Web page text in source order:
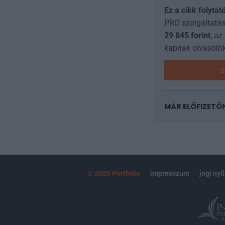
Ez a cikk
PRO
29 845 forint,
kapnak
MÁR
© 2026 Portfolio impresszum jogi